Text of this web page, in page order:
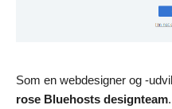
Som en webdesigner og -
rose Bluehosts designteam